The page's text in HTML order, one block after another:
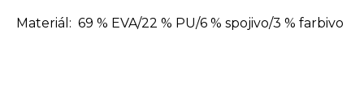
Materiál: 69 % EVA/22 % PU/6 % spojivo/3 % farbivo